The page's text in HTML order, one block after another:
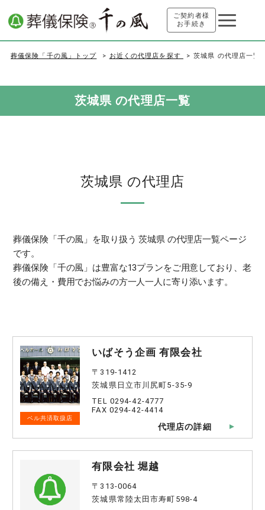
ご契約者様
お手続き
葬儀保険「千の風」トップ お近くの代理店を探す 茨城県 の代理店一覧
茨城県 の代理店一覧
茨城県 の代理店
葬儀保険「千の風」を取り扱う 茨城県 の代理店一覧ページ
です。
葬儀保険「千の風」は豊富な13プランをご用意しており、老
後の備え・費用でお悩みの方一人一人に寄り添います。
ベル共済取扱店
いばそう企画 有限会社
〒319-1412
茨城県日立市川尻町5-35-9
TEL 0294-42-4777
FAX 0294-42-4414
代理店の詳細
有限会社 堀越
〒313-0064
茨城県常陸太田市寿町598-4